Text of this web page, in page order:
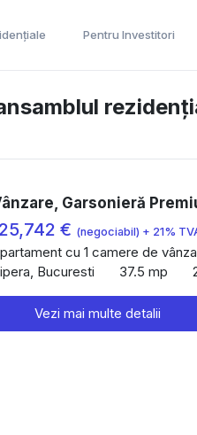
Pentru Investitori
Garsonieră
€ (negociabil) + 21%
cu 1 camere de
Bucuresti
37.5 mp
Vezi mai multe detalii